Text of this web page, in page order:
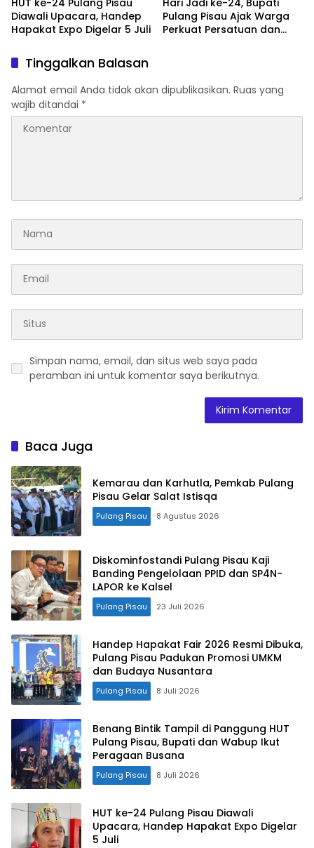
Diawali Upacara, Handep
Hapakat Expo Digelar 5 Juli
Pulang Pisau Ajak Warga
Perkuat Persatuan dan
Tinggalkan Balasan
Alamat email Anda tidak akan dipublikasikan. Ruas yang
wajib ditandai *
Simpan nama, email, dan situs web saya pada
peramban ini untuk komentar saya berikutnya.
Baca Juga
Kemarau dan Karhutla, Pemkab Pulang
Pisau Gelar Salat Istisqa
Pulang Pisau 8 Agustus 2026
Diskominfostandi Pulang Pisau Kaji
Banding Pengelolaan PPID dan SP4N-
LAPOR ke Kalsel
Pulang Pisau 23 Juli 2026
Handep Hapakat Fair 2026 Resmi Dibuka,
Pulang Pisau Padukan Promosi UMKM
dan Budaya Nusantara
Pulang Pisau 8 Juli 2026
Benang Bintik Tampil di Panggung HUT
Pulang Pisau, Bupati dan Wabup Ikut
Peragaan Busana
Pulang Pisau 8 Juli 2026
HUT ke-24 Pulang Pisau Diawali
Upacara, Handep Hapakat Expo Digelar
5 Juli